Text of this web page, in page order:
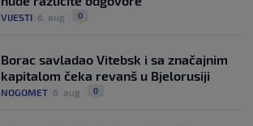
VIJESTI 6. aug. 0
Borac savladao Vitebsk i sa značajnim
kapitalom čeka revanš u Bjelorusiji
NOGOMET 6. aug. 0